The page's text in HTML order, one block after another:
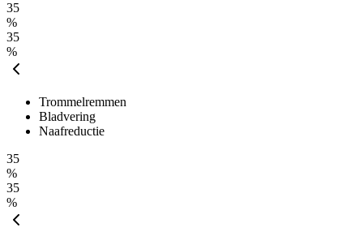
35
%
35
%
Trommelremmen
Bladvering
Naafreductie
35
%
35
%